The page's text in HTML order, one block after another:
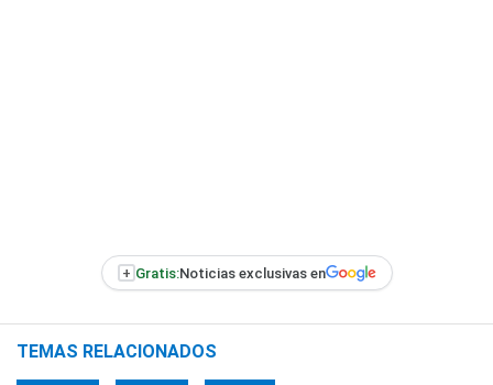
+ Gratis:Noticias exclusivas en
TEMAS RELACIONADOS